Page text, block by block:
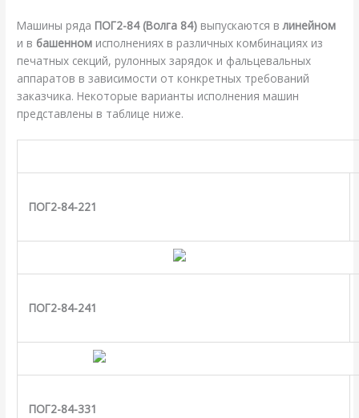
Машины ряда ПОГ2-84 (Волга 84) выпускаются влинейном
и в башенном исполнениях в различных комбинациях из
печатных секций, рулонных зарядок и фальцевальных
аппаратов в зависимости от конкретных требований
заказчика. Некоторые варианты исполнения машин
представлены в таблице ниже.
ПОГ2-84-221
ПОГ2-84-241
ПОГ2-84-331